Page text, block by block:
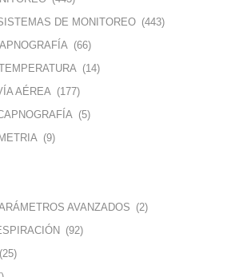
DE MONITOREO (443)
(66)
(14)
AÉREA (177)
(5)
(9)
AVANZADOS (2)
(92)
(25)